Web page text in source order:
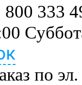
800 333
по